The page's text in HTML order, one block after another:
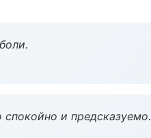
и предсказуемо.